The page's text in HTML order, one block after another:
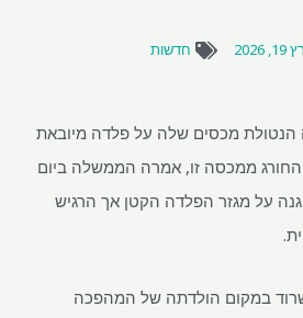
2026 חדשות
הנטולת מכסים שלה על פלדה מיובאת
ממכסה זו, אמרה הממשלה ביום
על מגזר הפלדה הקטן אך הרגיש
במקום הולדתה של המהפכה